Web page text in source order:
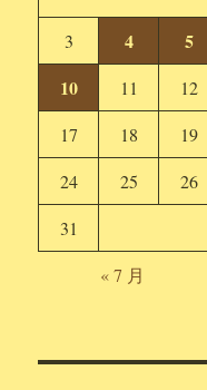
3 4 5
10 11 12
17
18 19
24
25 26
31
« 7 月